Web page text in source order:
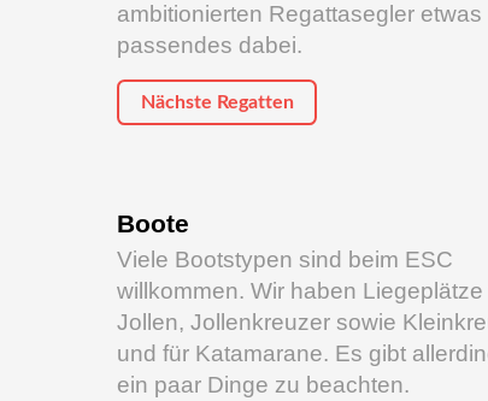
ambitionierten Regattasegler etwas
passendes dabei.
Nächste Regatten
Boote
Viele Bootstypen sind beim ESC
willkommen. Wir haben Liegeplätze
Jollen, Jollenkreuzer sowie
und für Katamarane. Es gibt
ein paar Dinge zu beachten.